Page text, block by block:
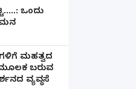
ಒಂದು
ಮಹತ್ವದ
ಬರುವ
ವ್ಯವಸ್ಥೆ